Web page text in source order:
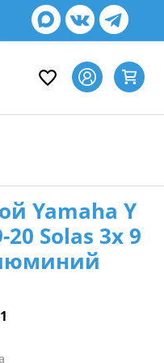
Yamaha Y
20 Solas 3х 9